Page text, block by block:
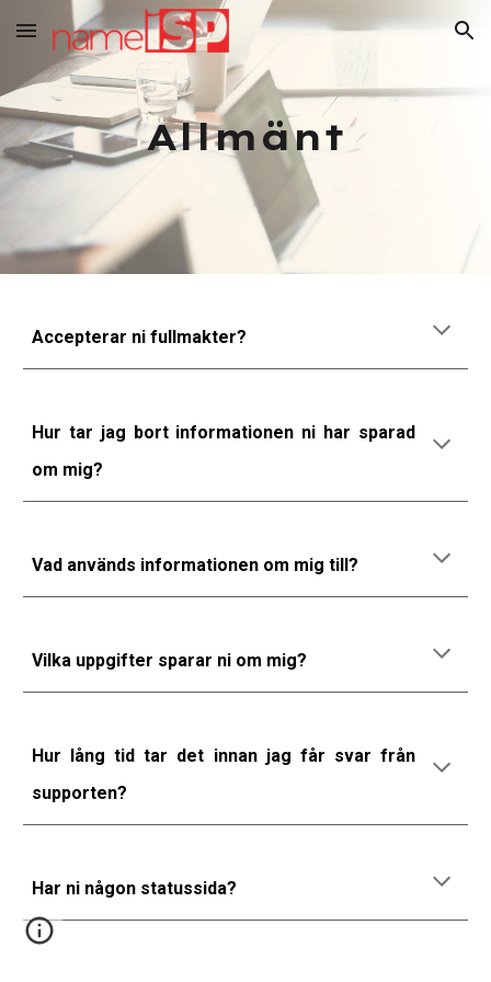
Skip to main content Skip to navigation
Allmänt
Accepterar ni fullmakter?
Hur tar jag bort informationen ni har sparad
om mig?
Vad används informationen om mig till?
Vilka uppgifter sparar ni om mig?
Hur lång tid tar det innan jag får svar från
supporten?
Har ni någon statussida?